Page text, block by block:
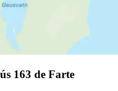
163 de Farte